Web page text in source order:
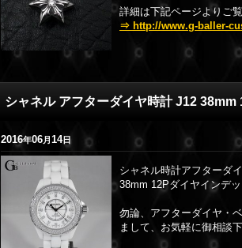
詳細は下記ページよりご
⇒ http://www.g-baller-
シャネル アフターダイヤ時計 J12
2016年06月14日
シャネル時計アフターダ
38mm 12Pダイヤインデ
勿論、アフターダイヤ・
まして、お気軽に御相談